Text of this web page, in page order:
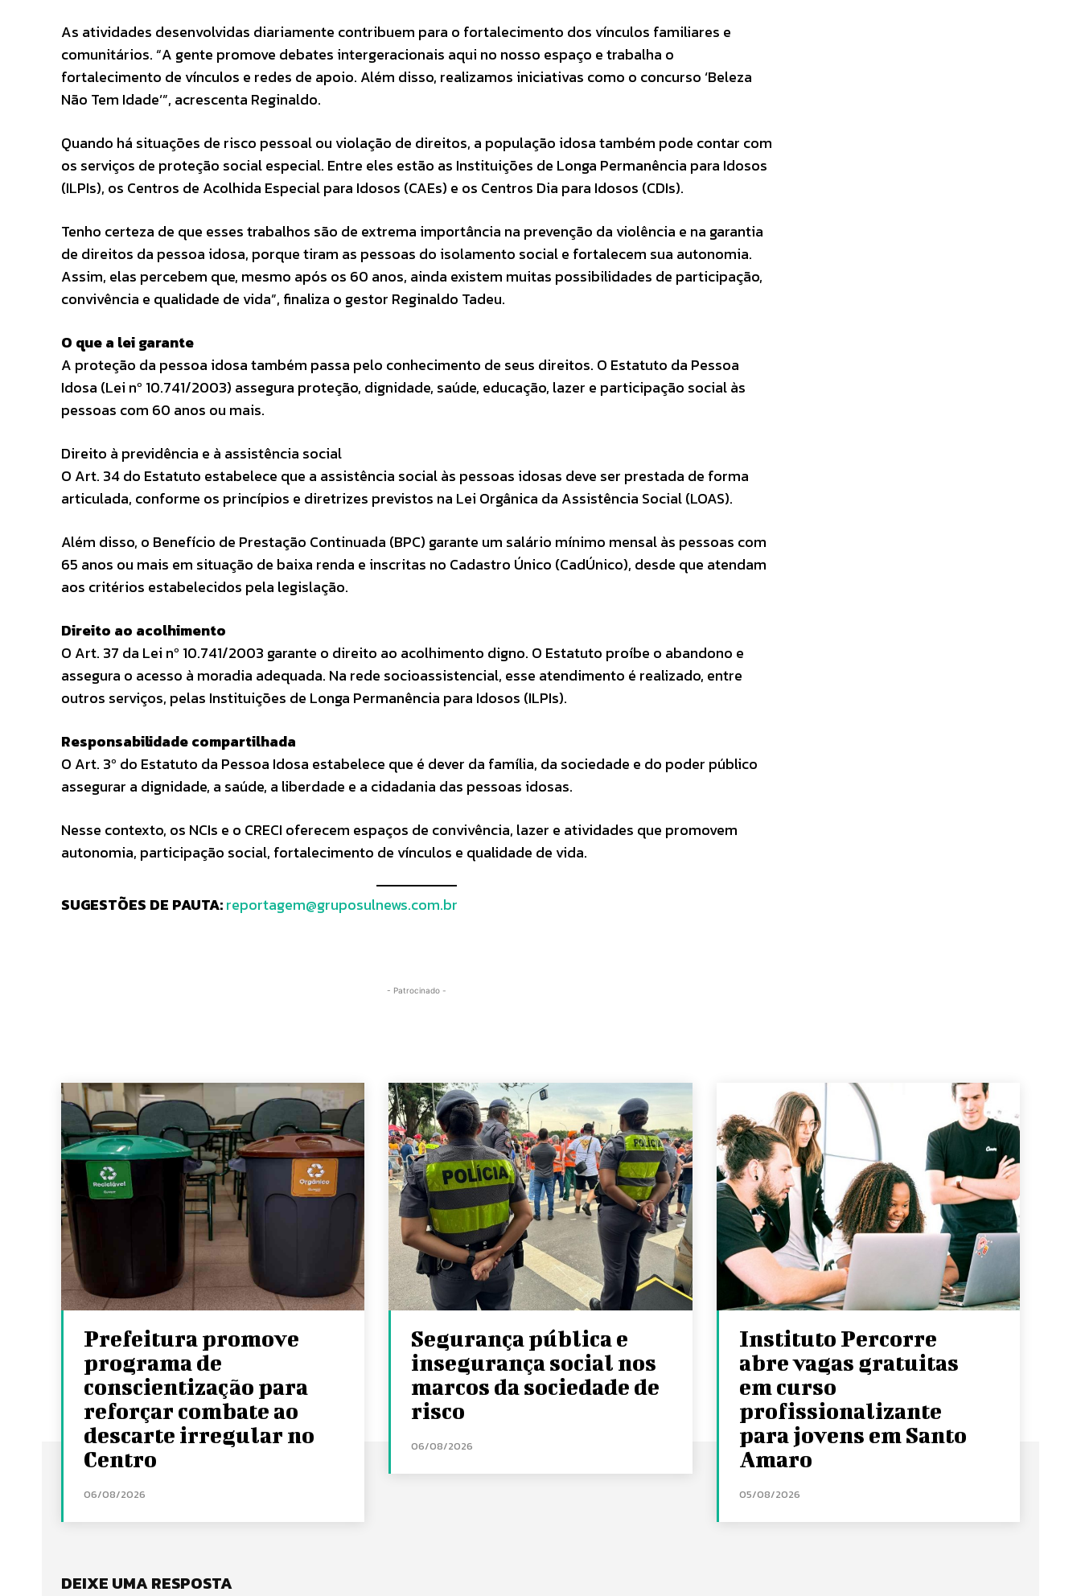
As atividades desenvolvidas diariamente contribuem para o fortalecimento dos vínculos familiares e
comunitários. “A gente promove debates intergeracionais aqui no nosso espaço e trabalha o
fortalecimento de vínculos e redes de apoio. Além disso, realizamos iniciativas como o concurso ‘Beleza
Não Tem Idade’”, acrescenta Reginaldo.
Quando há situações de risco pessoal ou violação de direitos, a população idosa também pode contar com
os serviços de proteção social especial. Entre eles estão as Instituições de Longa Permanência para Idosos
(ILPIs), os Centros de Acolhida Especial para Idosos (CAEs) e os Centros Dia para Idosos (CDIs).
Tenho certeza de que esses trabalhos são de extrema importância na prevenção da violência e na garantia
de direitos da pessoa idosa, porque tiram as pessoas do isolamento social e fortalecem sua autonomia.
Assim, elas percebem que, mesmo após os 60 anos, ainda existem muitas possibilidades de participação,
convivência e qualidade de vida”, finaliza o gestor Reginaldo Tadeu.
O que a lei garante
A proteção da pessoa idosa também passa pelo conhecimento de seus direitos. O Estatuto da Pessoa
Idosa (Lei nº 10.741/2003) assegura proteção, dignidade, saúde, educação, lazer e participação social às
pessoas com 60 anos ou mais.
Direito à previdência e à assistência social
O Art. 34 do Estatuto estabelece que a assistência social às pessoas idosas deve ser prestada de forma
articulada, conforme os princípios e diretrizes previstos na Lei Orgânica da Assistência Social (LOAS).
Além disso, o Benefício de Prestação Continuada (BPC) garante um salário mínimo mensal às pessoas com
65 anos ou mais em situação de baixa renda e inscritas no Cadastro Único (CadÚnico), desde que atendam
aos critérios estabelecidos pela legislação.
Direito ao acolhimento
O Art. 37 da Lei nº 10.741/2003 garante o direito ao acolhimento digno. O Estatuto proíbe o abandono e
assegura o acesso à moradia adequada. Na rede socioassistencial, esse atendimento é realizado, entre
outros serviços, pelas Instituições de Longa Permanência para Idosos (ILPIs).
Responsabilidade compartilhada
O Art. 3º do Estatuto da Pessoa Idosa estabelece que é dever da família, da sociedade e do poder público
assegurar a dignidade, a saúde, a liberdade e a cidadania das pessoas idosas.
Nesse contexto, os NCIs e o CRECI oferecem espaços de convivência, lazer e atividades que promovem
autonomia, participação social, fortalecimento de vínculos e qualidade de vida.
SUGESTÕES DE PAUTA:reportagem@gruposulnews.com.br
- Patrocinado -
Prefeitura promove
programa de
conscientização para
reforçar combate ao
descarte irregular no
Centro
06/08/2026
Segurança pública e
insegurança social nos
marcos da sociedade de
risco
06/08/2026
Instituto Percorre
abre vagas gratuitas
em curso
profissionalizante
para jovens em Santo
Amaro
05/08/2026
DEIXE UMA RESPOSTA